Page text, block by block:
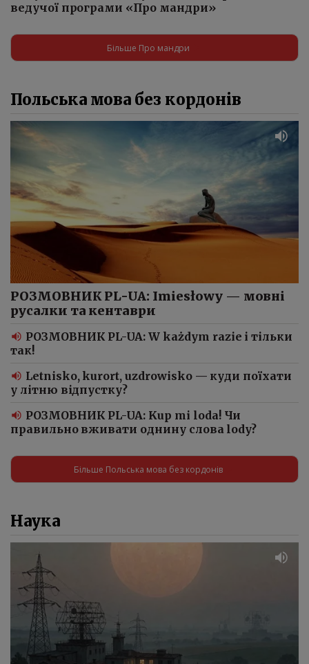
ведучої програми «Про мандри»
Більше Про мандри
Польська мова без кордонів
РОЗМОВНИК PL-UA: Imiesłowy — мовні
русалки та кентаври
РОЗМОВНИК PL-UA: W każdym razie і тільки
так!
Letnisko, kurort, uzdrowisko — куди поїхати
у літню відпустку?
РОЗМОВНИК PL-UA: Kup mi loda! Чи
правильно вживати однину слова lody?
Більше Польська мова без кордонів
Наука